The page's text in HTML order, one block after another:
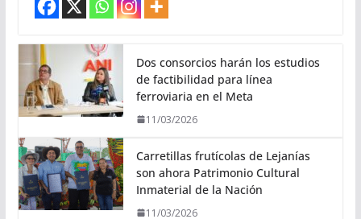
Dos consorcios harán los estudios
de factibilidad para línea
ferroviaria en el Meta
11/03/2026
Carretillas frutícolas de Lejanías
son ahora Patrimonio Cultural
Inmaterial de la Nación
11/03/2026